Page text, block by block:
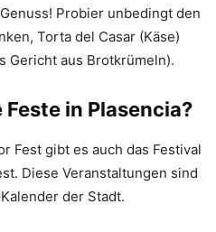
Probier unbedingt den
Torta del Casar (Käse)
Gericht aus Brotkrümeln).
in Plasencia?
Fest gibt es auch das Festival
Diese Veranstaltungen sind
der Stadt.